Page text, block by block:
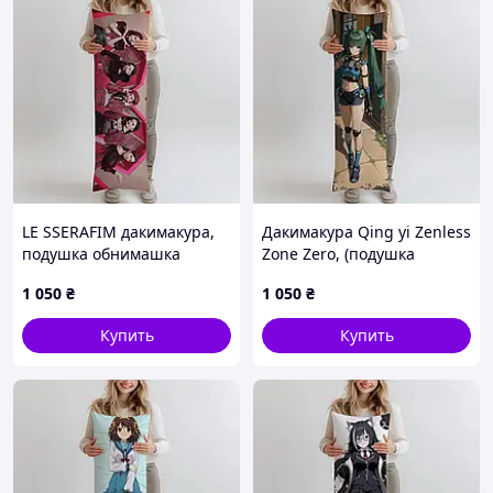
LE SSERAFIM дакимакура,
подушка обнимашка
с быстрой доставкой по
Украине
1 050 ₴
Купить
Дакимакура Qing yi Zenless
Zone Zero, (подушка
лутшая с быстрой
доставкой по Украине
1 050 ₴
Купить